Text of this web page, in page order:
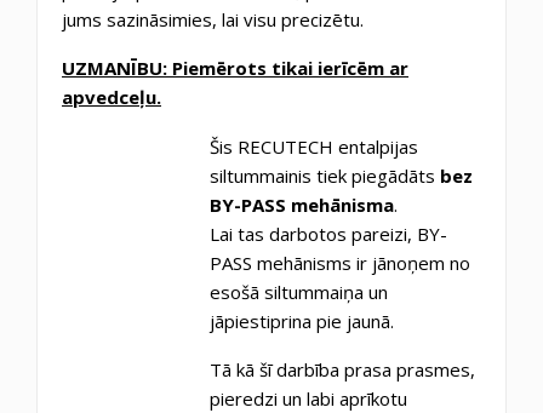
jums sazināsimies, lai visu precizētu.
UZMANĪBU: Piemērots tikai ierīcēm ar
apvedceļu.
Šis RECUTECH entalpijas
siltummainis tiek piegādāts bez
BY-PASS mehānisma.
Lai tas darbotos pareizi, BY-
PASS mehānisms ir jānoņem no
esošā siltummaiņa un
jāpiestiprina pie jaunā.
Tā kā šī darbība prasa prasmes,
pieredzi un labi aprīkotu